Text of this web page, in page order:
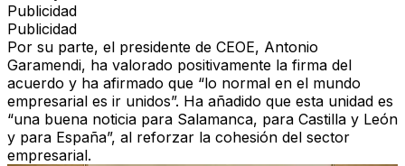
Publicidad
Publicidad
Por su parte, el presidente de CEOE, Antonio
Garamendi, ha valorado positivamente la firma del
acuerdo y ha afirmado que “lo normal en el mundo
empresarial es ir unidos”. Ha añadido que esta unidad es
“una buena noticia para Salamanca, para Castilla y León
y para España”, al reforzar la cohesión del sector
empresarial.